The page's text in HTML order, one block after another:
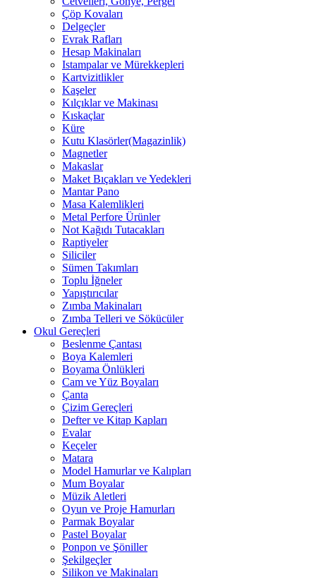
Çöp Kovaları
Delgeçler
Evrak Rafları
Hesap Makinaları
Istampalar ve Mürekkepleri
Kartvizitlikler
Kaşeler
Kılçıklar ve Makinası
Kıskaçlar
Küre
Kutu Klasörler(Magazinlik)
Magnetler
Makaslar
Maket Bıçakları ve Yedekleri
Mantar Pano
Masa Kalemlikleri
Metal Perfore Ürünler
Not Kağıdı Tutacakları
Raptiyeler
Siliciler
Sümen Takımları
Toplu İğneler
Yapıştırıcılar
Zımba Makinaları
Zımba Telleri ve Sökücüler
Okul Gereçleri
Beslenme Çantası
Boya Kalemleri
Boyama Önlükleri
Cam ve Yüz Boyaları
Çanta
Çizim Gereçleri
Defter ve Kitap Kapları
Evalar
Keçeler
Matara
Model Hamurlar ve Kalıpları
Mum Boyalar
Müzik Aletleri
Oyun ve Proje Hamurları
Parmak Boyalar
Pastel Boyalar
Ponpon ve Şöniller
Şekilgeçler
Silikon ve Makinaları